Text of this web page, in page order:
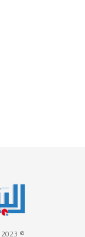
© 2023